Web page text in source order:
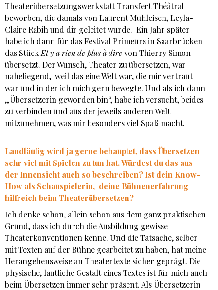
Theaterübersetzungswerkstatt Transfert Théâtral
beworben, die damals von Laurent Muhleisen, Leyla-
Claire Rabih und dir geleitet wurde. Ein Jahr später
habe ich dann für das Festival Primeurs in Saarbrücken
das Stück Et y a rien de plus à direvon Thierry Simon
übersetzt. Der Wunsch, Theater zu übersetzen, war
naheliegend, weil das eine Welt war, die mir vertraut
war und in der ich mich gern bewegte. Und als ich dann
„Übersetzerin geworden bin“, habe ich versucht, beides
zu verbinden und aus der jeweils anderen Welt
mitzunehmen, was mir besonders viel Spaß macht.
Landläufig wird ja gerne behauptet, dass Übersetzen
sehr viel mit Spielen zu tun hat. Würdest du das aus
der Innensicht auch so beschreiben? Ist dein Know-
How als Schauspielerin, deine Bühnenerfahrung
hilfreich beim Theaterübersetzen?
Ich denke schon, allein schon aus dem ganz praktischen
Grund, dass ich durch die Ausbildung gewisse
Theaterkonventionen kenne. Und die Tatsache, selber
mit Texten auf der Bühne gearbeitet zu haben, hat meine
Herangehensweise an Theatertexte sicher geprägt. Die
physische, lautliche Gestalt eines Textes ist für mich auch
beim Übersetzen immer sehr präsent. Als Übersetzerin